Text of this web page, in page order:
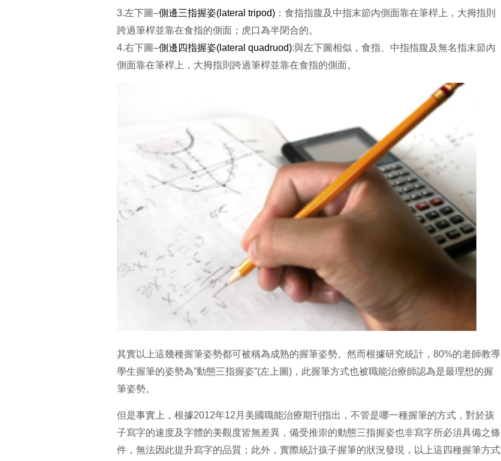
3.左下圖–側邊三指握姿(lateral tripod) ：食指指腹及中指末節內側面靠在筆桿上，大拇指則
跨過筆桿並靠在食指的側面；虎口為半閉合的。
4.右下圖–側邊四指握姿(lateral quadruod):與左下圖相似，食指、中指指腹及無名指末節內
側面靠在筆桿上，大拇指則跨過筆桿並靠在食指的側面。
其實以上這幾種握筆姿勢都可被稱為成熟的握筆姿勢。然而根據研究統計，80%的老師教導
學生握筆的姿勢為”動態三指握姿”(左上圖)，此握筆方式也被職能治療師認為是最理想的握
筆姿勢。
但是事實上，根據2012年12月美國職能治療期刊指出，不管是哪一種握筆的方式，對於孩
子寫字的速度及字體的美觀度皆無差異，備受推崇的動態三指握姿也非寫字所必須具備之條
件，無法因此提升寫字的品質；此外，實際統計孩子握筆的狀況發現，以上這四種握筆方式